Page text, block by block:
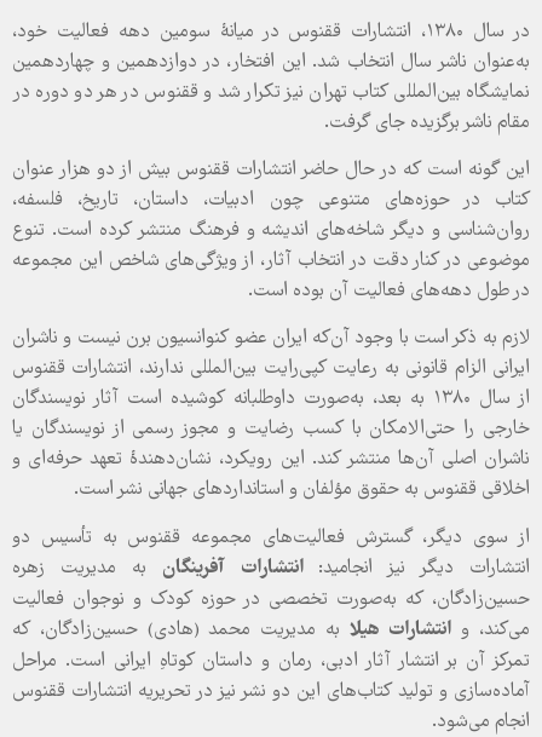
در سال ۱۳۸۰، انتشارات ققنوس در میانۀ سومین دهه فعالیت خود،
به‌عنوان ناشر سال انتخاب شد. این افتخار، در دوازدهمین و چهاردهمین
نمایشگاه بین‌المللی کتاب تهران نیز تکرار شد و ققنوس در هر دو دوره در
مقام ناشر برگزیده جای گرفت.
این گونه است که در حال حاضر انتشارات ققنوس بیش از دو هزار عنوان
کتاب در حوزه‌های متنوعی چون ادبیات، داستان، تاریخ، فلسفه،
روان‌شناسی و دیگر شاخه‌های اندیشه و فرهنگ منتشر کرده است. تنوع
موضوعی در کنار دقت در انتخاب آثار، از ویژگی‌های شاخص این مجموعه
در طول دهه‌های فعالیت آن بوده است.
لازم به ذکر است با وجود آن‌که ایران عضو کنوانسیون برن نیست و ناشران
ایرانی الزام قانونی به رعایت کپی‌رایت بین‌المللی ندارند، انتشارات ققنوس
از سال ۱۳۸۰ به بعد، به‌صورت داوطلبانه کوشیده است آثار نویسندگان
خارجی را حتی‌الامکان با کسب رضایت و مجوز رسمی از نویسندگان یا
ناشران اصلی آن‌ها منتشر کند. این رویکرد، نشان‌دهندۀ تعهد حرفه‌ای و
اخلاقی ققنوس به حقوق مؤلفان و استانداردهای جهانی نشر است.
از سوی دیگر، گسترش فعالیت‌های مجموعه ققنوس به تأسیس دو
انتشارات دیگر نیز انجامید:انتشارات آفرینگان به مدیریت زهره
حسین‌زادگان، که به‌صورت تخصصی در حوزه کودک و نوجوان فعالیت
می‌کند، و انتشارات هیلا به مدیریت محمد (هادی) حسین‌زادگان، که
تمرکز آن بر انتشار آثار ادبی، رمان و داستان کوتاهِ ایرانی است. مراحل
آماده‌سازی و تولید کتاب‌های این دو نشر نیز در تحریریه انتشارات ققنوس
انجام می‌شود.